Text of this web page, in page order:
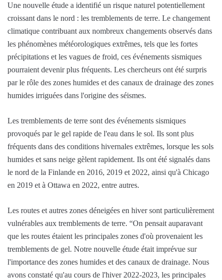
Une nouvelle étude a identifié un risque naturel potentiellement
croissant dans le nord : les tremblements de terre. Le changement
climatique contribuant aux nombreux changements observés dans
les phénomènes météorologiques extrêmes, tels que les fortes
précipitations et les vagues de froid, ces événements sismiques
pourraient devenir plus fréquents. Les chercheurs ont été surpris
par le rôle des zones humides et des canaux de drainage des zones
humides irriguées dans l'origine des séismes.
Les tremblements de terre sont des événements sismiques
provoqués par le gel rapide de l'eau dans le sol. Ils sont plus
fréquents dans des conditions hivernales extrêmes, lorsque les sols
humides et sans neige gèlent rapidement. Ils ont été signalés dans
le nord de la Finlande en 2016, 2019 et 2022, ainsi qu'à Chicago
en 2019 et à Ottawa en 2022, entre autres.
Les routes et autres zones déneigées en hiver sont particulièrement
vulnérables aux tremblements de terre. “On pensait auparavant
que les routes étaient les principales zones d'où provenaient les
tremblements de gel. Notre nouvelle étude était imprévue sur
l'importance des zones humides et des canaux de drainage. Nous
avons constaté qu'au cours de l'hiver 2022-2023, les principales